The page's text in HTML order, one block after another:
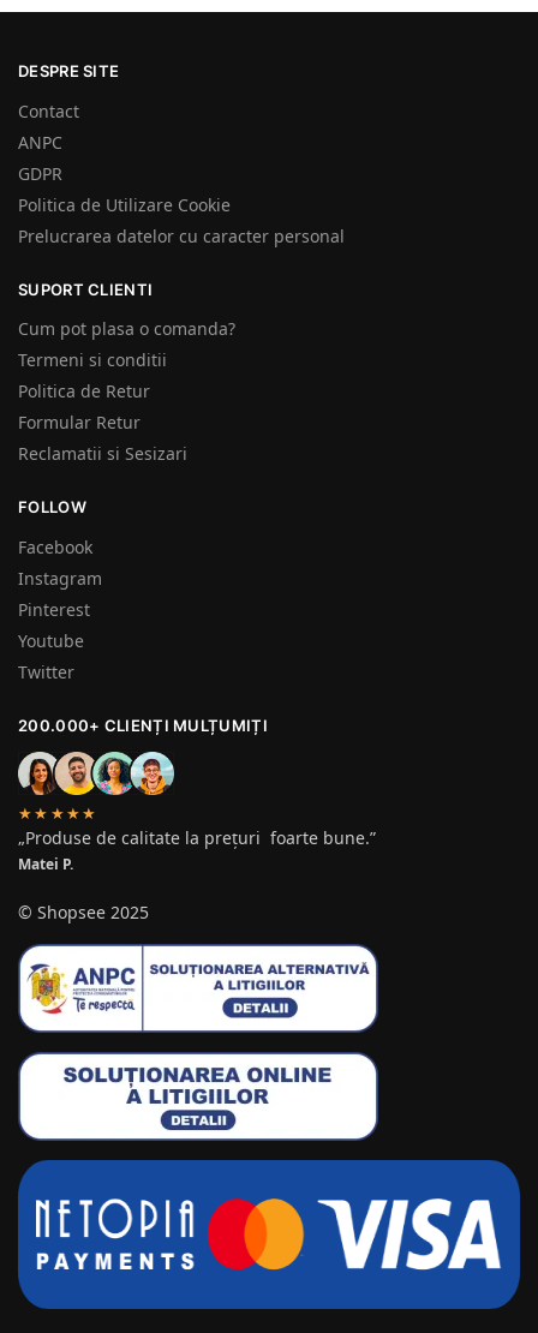
DESPRE SITE
Contact
ANPC
GDPR
Politica de Utilizare Cookie
Prelucrarea datelor cu caracter personal
SUPORT CLIENTI
Cum pot plasa o comanda?
Termeni si conditii
Politica de Retur
Formular Retur
Reclamatii si Sesizari
FOLLOW
Facebook
Instagram
Pinterest
Youtube
Twitter
200.000+ CLIENȚI MULȚUMIȚI
★★★★★
„Produse de calitate la prețuri foarte bune.”
Matei P.
© Shopsee 2025